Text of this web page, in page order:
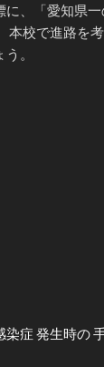
に、「愛知県
本校で進路を
。
症 発生時の